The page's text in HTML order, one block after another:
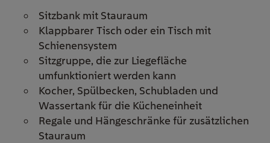
Sitzbank mit Stauraum
Klappbarer Tisch oder ein Tisch mit
Schienensystem
Sitzgruppe, die zur Liegefläche
umfunktioniert werden kann
Kocher, Spülbecken, Schubladen und
Wassertank für die Kücheneinheit
Regale und Hängeschränke für zusätzlichen
Stauraum